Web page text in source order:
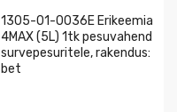
1305-01-0036E Erikeemia
4MAX (5L) 1tk pesuvahend
survepesuritele, rakendus:
bet